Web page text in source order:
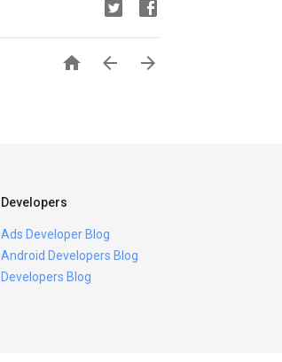
  
Developers
Ads Developer Blog
Android Developers Blog
Developers Blog